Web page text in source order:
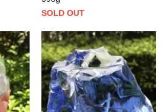
SOLD OUT